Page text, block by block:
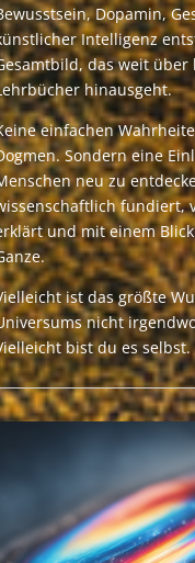
Dopamin,
Intelligenz
das weit über
hinausgeht.
einfachen
Sondern eine
neu zu
fundiert,
und mit einem
ist das größte
nicht
bist du es selbst.